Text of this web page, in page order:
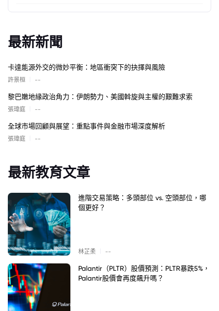
最新新聞
卡達能源外交的微妙平衡：地區衝突下的抉擇與風險
許景桓 --
黎巴嫩地緣政治角力：伊朗勢力、美國斡旋與主權的艱難求索
張瑋庭 --
全球市場回顧與展望：重點事件與金融市場深度解析
張瑋庭 --
最新教育文章
進階交易策略：多頭部位 vs. 空頭部位，哪
個更好？
林芷柔 --
Palantir（PLTR）股價預測：PLTR暴跌5%，
Palantir股價會再度飆升嗎？